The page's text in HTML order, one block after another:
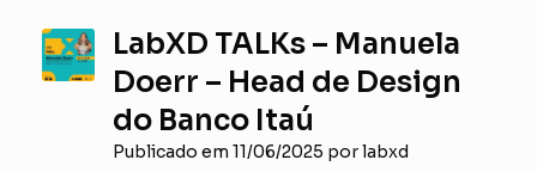
LabXD TALKs – Manuela
Doerr – Head de Design
do Banco Itaú
Publicado em 11/06/2025 porlabxd